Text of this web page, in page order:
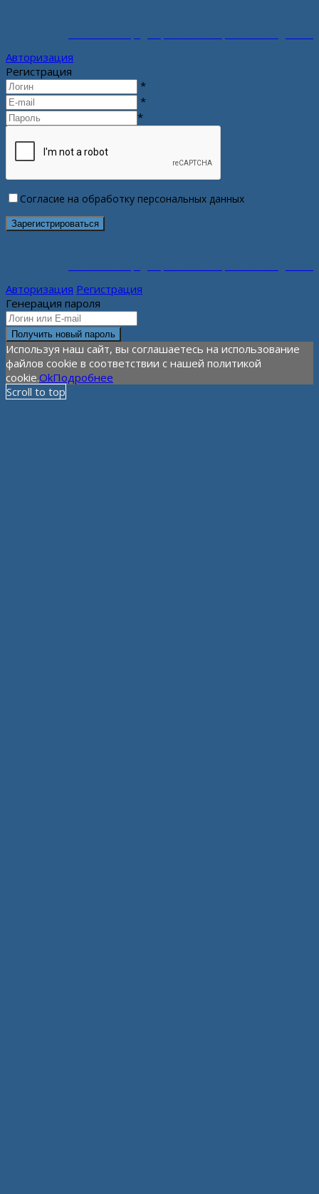
Авторизация
Регистрация
*
*
*
Согласие на обработку персональных данных
Авторизация Регистрация
Генерация пароля
Используя наш сайт, вы соглашаетесь на использование
файлов cookie в соответствии с нашей политикой
cookie.OkПодробнее
Scroll to top